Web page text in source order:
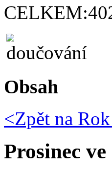
CELKEM:
Obsah
<Zpět na
Prosinec